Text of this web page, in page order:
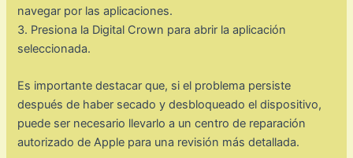
navegar por las aplicaciones.
3. Presiona la Digital Crown para abrir la aplicación
seleccionada.
Es importante destacar que, si el problema persiste
después de haber secado y desbloqueado el dispositivo,
puede ser necesario llevarlo a un centro de reparación
autorizado de Apple para una revisión más detallada.